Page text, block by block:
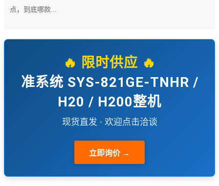
点，到底哪款...
🔥 限时供应 🔥
准系统 SYS-821GE-TNHR /
H20 / H200整机
现货直发 · 欢迎点击洽谈
立即询价 →